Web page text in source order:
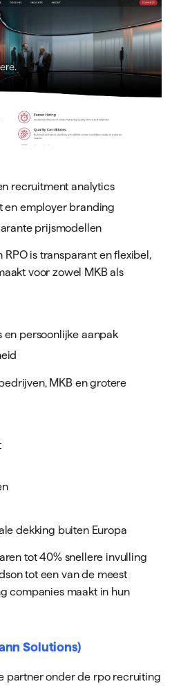
recruitment analytics
en employer branding
prijsmodellen
is transparant en flexibel,
voor zowel MKB als
en persoonlijke aanpak
MKB en grotere
dekking buiten Europa
tot 40% snellere invulling
tot een van de meest
companies maakt in hun
Solutions)
partner onder de rpo recruiting